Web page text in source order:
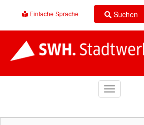
Einfache Sprache Suchen